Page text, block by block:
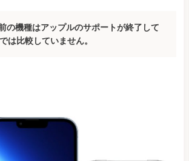
機種はアップルのサポートが終了して
は比較していません。